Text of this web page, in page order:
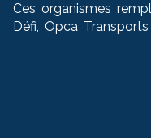
Ces organismes
Défi, Opca